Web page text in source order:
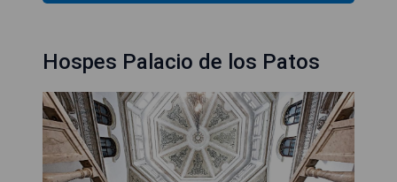
Hospes Palacio de los Patos